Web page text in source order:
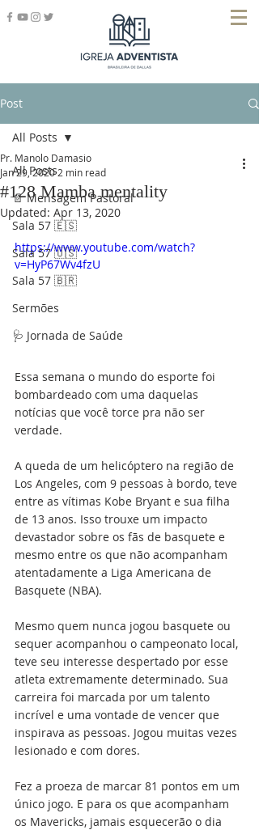
Post
All Posts
📄 Mensagem Pastoral
Sala 57 🇪🇸
Sala 57 🇺🇸
Sala 57 🇧🇷
Sermões
🩺 Jornada de Saúde
All Posts
#128 Mamba mentality
Pr. Manolo Damasio
Jan 29, 2020 2 min read
Updated: Apr 13, 2020
https://www.youtube.com/watch?
v=HyP67Wv4fzU
Essa semana o mundo do esporte foi
bombardeado com uma daquelas
notícias que você torce pra não ser
verdade.
A queda de um helicóptero na região de
Los Angeles, com 9 pessoas à bordo, teve
entre as vítimas Kobe Bryant e sua filha
de 13 anos. Isso trouxe um impacto
devastador sobre os fãs de basquete e
mesmo entre os que não acompanham
atentadamente a Liga Americana de
Basquete (NBA).
Mesmo quem nunca jogou basquete ou
sequer acompanhou o campeonato local,
teve seu interesse despertado por esse
atleta extremamente determinado. Sua
carreira foi marcada por um talento
incrível e uma vontade de vencer que
inspirava as pessoas. Jogou muitas vezes
lesionado e com dores.
Fez a proeza de marcar 81 pontos em um
único jogo. E para os que acompanham
os Mavericks, jamais esquecerão o dia